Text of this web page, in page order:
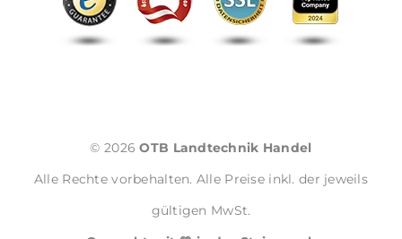
© 2026OTB Landtechnik Handel
Alle Rechte vorbehalten. Alle Preise inkl. der jeweils
gültigen MwSt.